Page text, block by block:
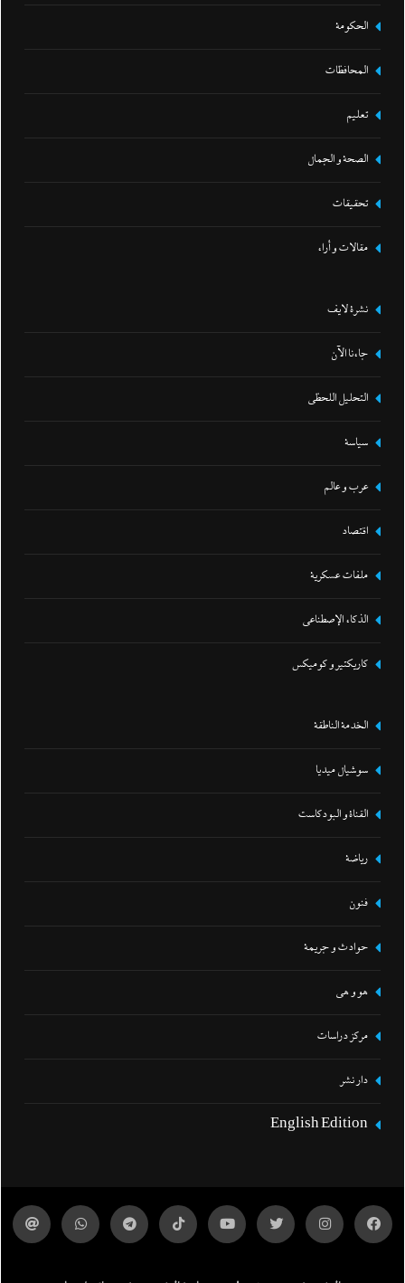
الحكومة
المحافظات
تعليم
الصحة و الجمال
تحقيقات
مقالات و أراء
نشرة لايف
جاءنا الآن
التحليل اللحظي
سياسة
عرب و عالم
اقتصاد
ملفات عسكرية
الذكاء الإصطناعي
كاريكتير و كوميكس
الخدمة الناطقة
سوشيال ميديا
القناة و البودكاست
رياضة
فنون
حوادث و جريمة
هو و هي
مركز دراسات
دار نشر
English Edition